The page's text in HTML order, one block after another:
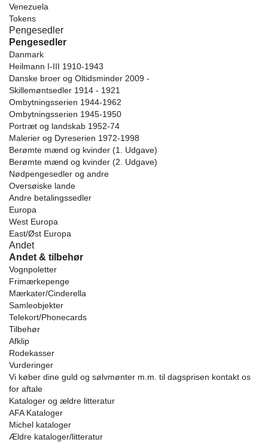
Venezuela
Tokens
Pengesedler
Pengesedler
Danmark
Heilmann I-III 1910-1943
Danske broer og Oltidsminder 2009 -
Skillemøntsedler 1914 - 1921
Ombytningsserien 1944-1962
Ombytningsserien 1945-1950
Portræt og landskab 1952-74
Malerier og Dyreserien 1972-1998
Berømte mænd og kvinder (1. Udgave)
Berømte mænd og kvinder (2. Udgave)
Nødpengesedler og andre
Oversøiske lande
Andre betalingssedler
Europa
West Europa
East/Øst Europa
Andet
Andet & tilbehør
Vognpoletter
Frimærkepenge
Mærkater/Cinderella
Samleobjekter
Telekort/Phonecards
Tilbehør
Afklip
Rodekasser
Vurderinger
Vi køber dine guld og sølvmønter m.m. til dagsprisen kontakt os
for aftale
Kataloger og ældre litteratur
AFA Kataloger
Michel kataloger
Ældre kataloger/litteratur